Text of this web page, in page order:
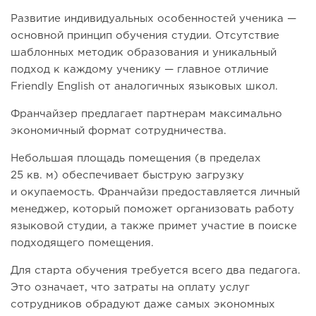
Развитие индивидуальных особенностей ученика —
основной принцип обучения студии. Отсутствие
шаблонных методик образования и уникальный
подход к каждому ученику — главное отличие
Friendly English от аналогичных языковых школ.
Франчайзер предлагает партнерам максимально
экономичный формат сотрудничества.
Небольшая площадь помещения (в пределах
25 кв. м) обеспечивает быструю загрузку
и окупаемость. Франчайзи предоставляется личный
менеджер, который поможет организовать работу
языковой студии, а также примет участие в поиске
подходящего помещения.
Для старта обучения требуется всего два педагога.
Это означает, что затраты на оплату услуг
сотрудников обрадуют даже самых экономных